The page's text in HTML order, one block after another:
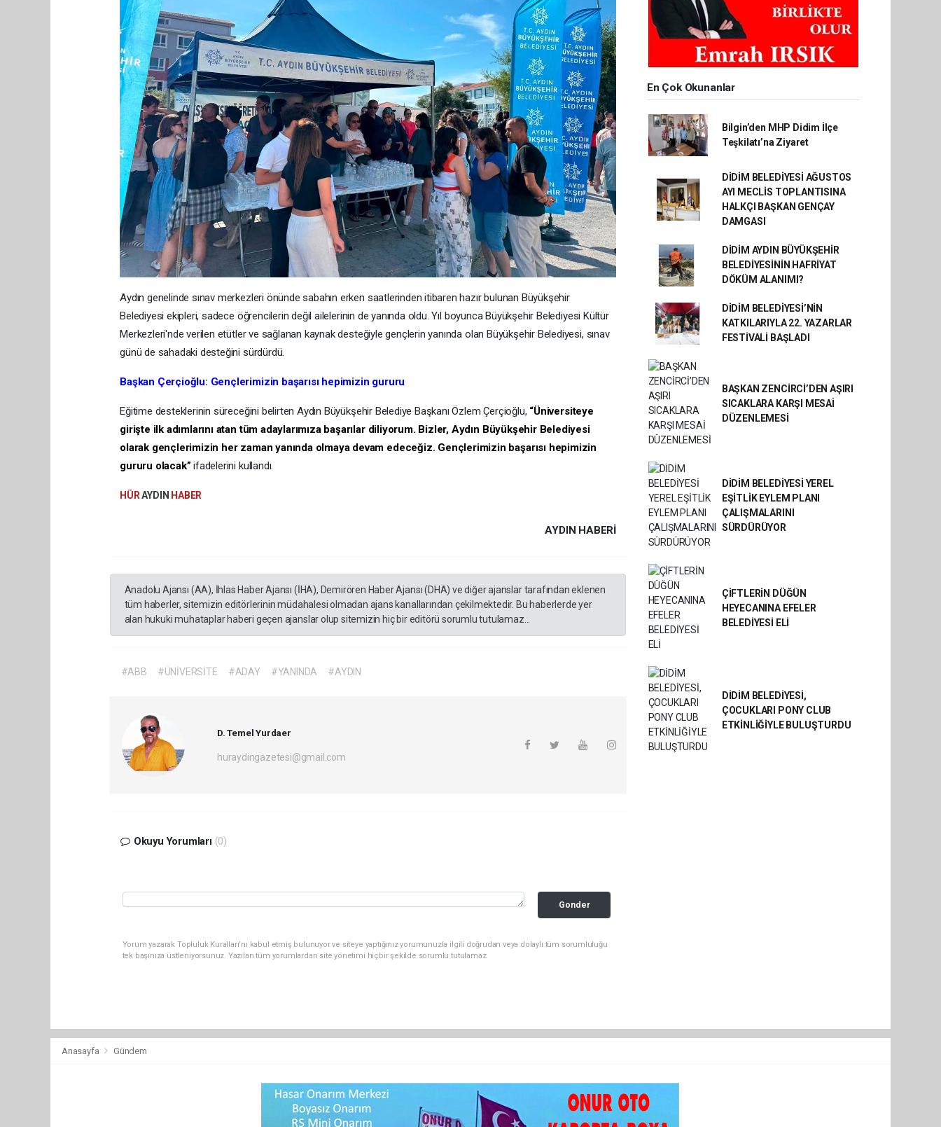
Aydın genelinde sınav merkezleri önünde sabahın erken saatlerinden itibaren hazır bulunan Büyükşehir
Belediyesi ekipleri, sadece öğrencilerin değil ailelerinin de yanında oldu. Yıl boyunca Büyükşehir Belediyesi Kültür
Merkezleri'nde verilen etütler ve sağlanan kaynak desteğiyle gençlerin yanında olan Büyükşehir Belediyesi, sınav
günü de sahadaki desteğini sürdürdü.
Başkan Çerçioğlu: Gençlerimizin başarısı hepimizin gururu
Eğitime desteklerinin süreceğini belirten Aydın Büyükşehir Belediye Başkanı Özlem Çerçioğlu, “Üniversiteye
girişte ilk adımlarını atan tüm adaylarımıza başarılar diliyorum. Bizler, Aydın Büyükşehir Belediyesi
olarak gençlerimizin her zaman yanında olmaya devam edeceğiz. Gençlerimizin başarısı hepimizin
gururu olacak” ifadelerini kullandı.
HÜRAYDIN HABER
AYDIN HABERİ
Anadolu Ajansı (AA), İhlas Haber Ajansı (İHA), Demirören Haber Ajansı (DHA) ve diğer ajanslar tarafından eklenen
tüm haberler, sitemizin editörlerinin müdahalesi olmadan ajans kanallarından çekilmektedir. Bu haberlerde yer
alan hukuki muhataplar haberi geçen ajanslar olup sitemizin hiç bir editörü sorumlu tutulamaz...
#ABB #ÜNİVERSİTE #ADAY #YANINDA #AYDIN
D. Temel Yurdaer
huraydingazetesi@gmail.com
Okuyu Yorumları (0)
Gonder
Yorum yazarak Topluluk Kuralları’nı kabul etmiş bulunuyor ve siteye yaptığınız yorumunuzla ilgili doğrudan veya dolaylı tüm sorumluluğu
tek başınıza üstleniyorsunuz. Yazılan tüm yorumlardan site yönetimi hiçbir şekilde sorumlu tutulamaz.
En Çok Okunanlar
Bilgin’den MHP Didim İlçe
Teşkilatı’na Ziyaret
DİDİM BELEDİYESİ AĞUSTOS
AYI MECLİS TOPLANTISINA
HALKÇI BAŞKAN GENÇAY
DAMGASI
DİDİM AYDIN BÜYÜKŞEHİR
BELEDİYESİNİN HAFRİYAT
DÖKÜM ALANIMI?
DİDİM BELEDİYESİ’NİN
KATKILARIYLA 22. YAZARLAR
FESTİVALİ BAŞLADI
BAŞKAN ZENCİRCİ’DEN AŞIRI
SICAKLARA KARŞI MESAİ
DÜZENLEMESİ
DİDİM BELEDİYESİ YEREL
EŞİTLİK EYLEM PLANI
ÇALIŞMALARINI
SÜRDÜRÜYOR
ÇİFTLERİN DÜĞÜN
HEYECANINA EFELER
BELEDİYESİ ELİ
DİDİM BELEDİYESİ,
ÇOCUKLARI PONY CLUB
ETKİNLİĞİYLE BULUŞTURDU
Anasayfa Gündem